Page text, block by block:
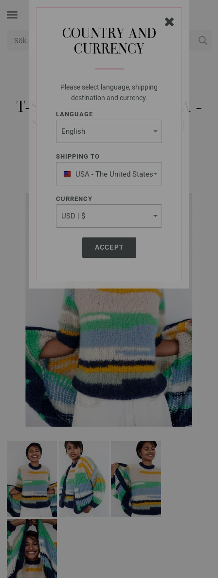
COUNTRY AND
CURRENCY
Please select language, shipping
destination and currency.
LANGUAGE
SHIPPING TO
USA - The United States
of America
CURRENCY
ACCEPT
LANA GROSSA
T-SHIRT MOHAIR MODA -
STICKMÖNSTER (DK)
ABOUT BERLIN No. 12 | Modell 25